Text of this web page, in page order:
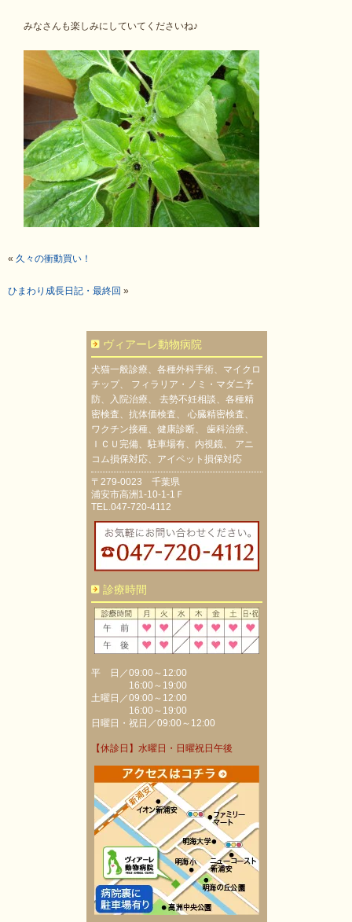
みなさんも楽しみにしていてくださいね♪
« 久々の衝動買い！
ひまわり成長日記・最終回 »
ヴィアーレ動物病院
犬猫一般診療、各種外科手術、マイクロ
チップ、 フィラリア・ノミ・マダニ予
防、入院治療、 去勢不妊相談、各種精
密検査、抗体価検査、 心臓精密検査、
ワクチン接種、健康診断、 歯科治療、
ＩＣＵ完備、駐車場有、内視鏡、 アニ
コム損保対応、アイペット損保対応
〒279-0023 千葉県
浦安市高洲1-10-1-1Ｆ
TEL.047-720-4112
診療時間
平 日／09:00～12:00
16:00～19:00
土曜日／09:00～12:00
16:00～19:00
日曜日・祝日／09:00～12:00
【休診日】水曜日・日曜祝日午後